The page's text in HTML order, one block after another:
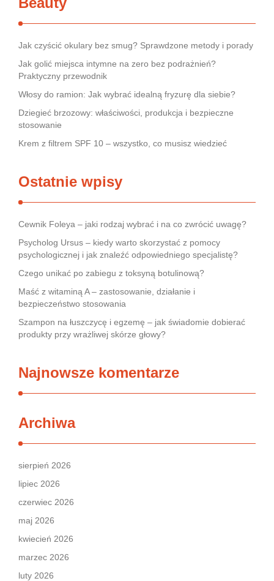
Jak czyścić okulary bez smug? Sprawdzone metody i porady
Jak golić miejsca intymne na zero bez podrażnień?
Praktyczny przewodnik
Włosy do ramion: Jak wybrać idealną fryzurę dla siebie?
Dziegieć brzozowy: właściwości, produkcja i bezpieczne
stosowanie
Krem z filtrem SPF 10 – wszystko, co musisz wiedzieć
Ostatnie wpisy
Cewnik Foleya – jaki rodzaj wybrać i na co zwrócić uwagę?
Psycholog Ursus – kiedy warto skorzystać z pomocy
psychologicznej i jak znaleźć odpowiedniego specjalistę?
Czego unikać po zabiegu z toksyną botulinową?
Maść z witaminą A – zastosowanie, działanie i
bezpieczeństwo stosowania
Szampon na łuszczycę i egzemę – jak świadomie dobierać
produkty przy wrażliwej skórze głowy?
Najnowsze komentarze
Archiwa
sierpień 2026
lipiec 2026
czerwiec 2026
maj 2026
kwiecień 2026
marzec 2026
luty 2026